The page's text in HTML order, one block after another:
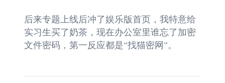
后来专题上线后冲了娱乐版首页，我特意给
实习生买了奶茶，现在办公室里谁忘了加密
文件密码，第一反应都是“找猫密网”。